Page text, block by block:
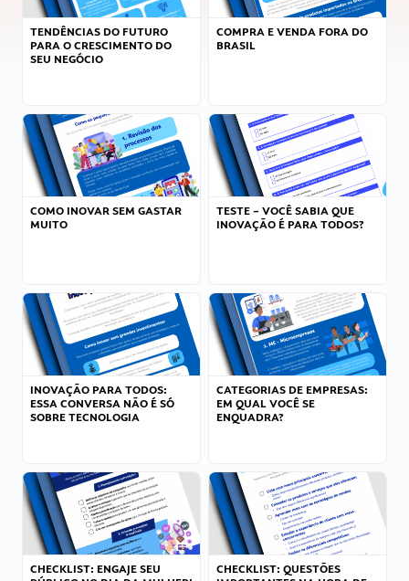
TENDÊNCIAS DO FUTURO
PARA O CRESCIMENTO DO
SEU NEGÓCIO
COMPRA E VENDA FORA DO
BRASIL
COMO INOVAR SEM GASTAR
MUITO
TESTE – VOCÊ SABIA QUE
INOVAÇÃO É PARA TODOS?
INOVAÇÃO PARA TODOS:
ESSA CONVERSA NÃO É SÓ
SOBRE TECNOLOGIA
CATEGORIAS DE EMPRESAS:
EM QUAL VOCÊ SE
ENQUADRA?
CHECKLIST: ENGAJE SEU
CHECKLIST: QUESTÕES